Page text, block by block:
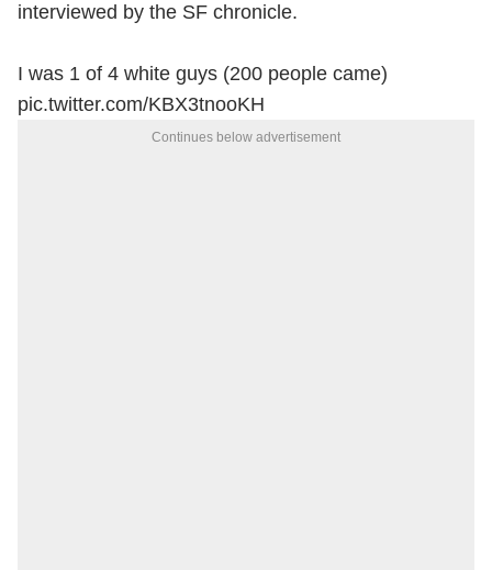
interviewed by the SF chronicle.
I was 1 of 4 white guys (200 people came)
pic.twitter.com/KBX3tnooKH
Continues below advertisement